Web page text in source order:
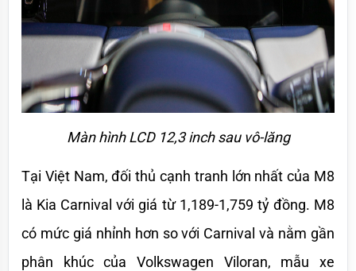
Màn hình LCD 12,3 inch sau vô-lăng
Tại Việt Nam, đối thủ cạnh tranh lớn nhất của M8
là Kia Carnival với giá từ 1,189-1,759 tỷ đồng. M8
có mức giá nhỉnh hơn so với Carnival và nằm gần
phân khúc của Volkswagen Viloran, mẫu xe